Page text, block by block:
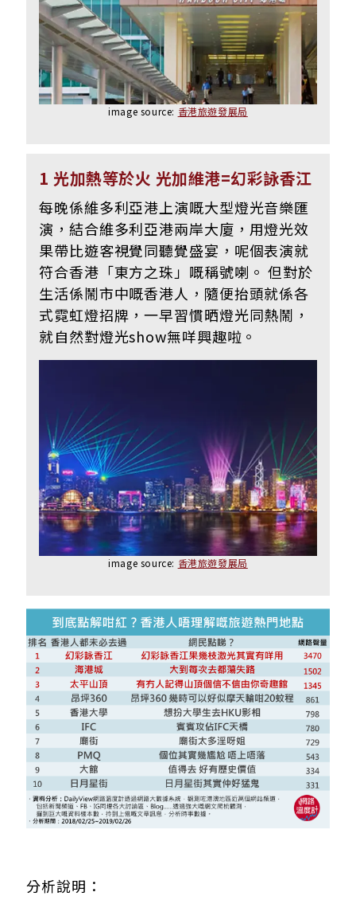
image source: 香港旅遊發展局
1 光加熱等於火 光加維港=幻彩詠香江
每晚係維多利亞港上演嘅大型燈光音樂匯
演，結合維多利亞港兩岸大廈，用燈光效
果帶比遊客視覺同聽覺盛宴，呢個表演就
符合香港「東方之珠」嘅稱號喇。 但對於
生活係鬧市中嘅香港人，隨便抬頭就係各
式霓虹燈招牌，一早習慣晒燈光同熱鬧，
就自然對燈光show無咩興趣啦。
image source: 香港旅遊發展局
分析說明：